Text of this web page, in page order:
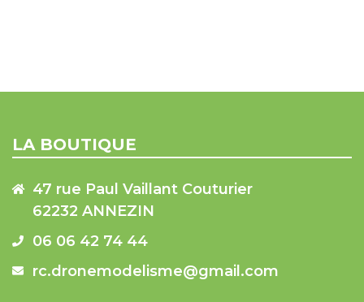
LA BOUTIQUE
47 rue Paul Vaillant Couturier
62232 ANNEZIN
06 06 42 74 44
rc.dronemodelisme@gmail.com